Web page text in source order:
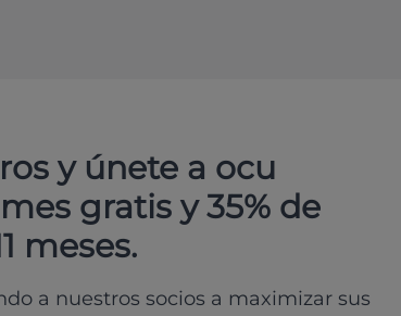
y únete a ocu
gratis y 35% de
meses.
a nuestros socios a maximizar sus